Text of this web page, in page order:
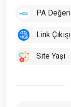
PA Değeri
Link Çıkışı
Site Yaşı